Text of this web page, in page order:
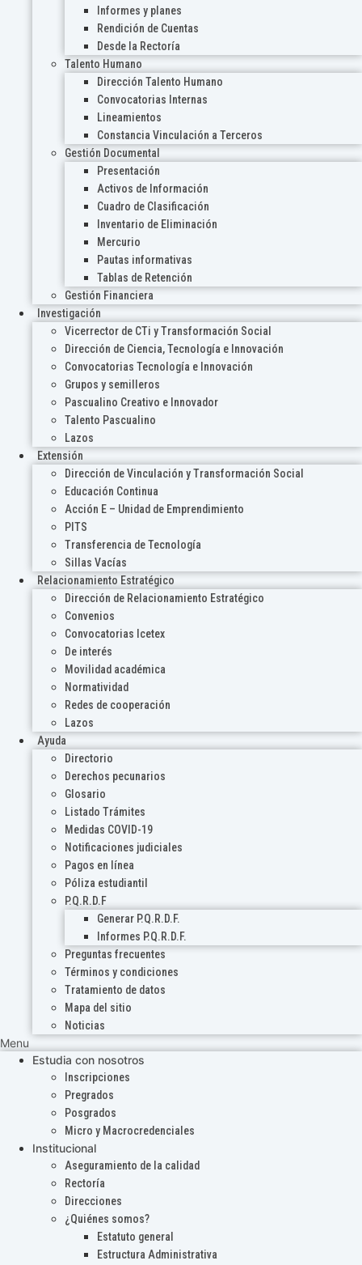
Informes y planes
Rendición de Cuentas
Desde la Rectoría
Talento Humano
Dirección Talento Humano
Convocatorias Internas
Lineamientos
Constancia Vinculación a Terceros
Gestión Documental
Presentación
Activos de Información
Cuadro de Clasificación
Inventario de Eliminación
Mercurio
Pautas informativas
Tablas de Retención
Gestión Financiera
Investigación
Vicerrector de CTi y Transformación Social
Dirección de Ciencia, Tecnología e Innovación
Convocatorias Tecnología e Innovación
Grupos y semilleros
Pascualino Creativo e Innovador
Talento Pascualino
Lazos
Extensión
Dirección de Vinculación y Transformación Social
Educación Continua
Acción E – Unidad de Emprendimiento
PITS
Transferencia de Tecnología
Sillas Vacías
Relacionamiento Estratégico
Dirección de Relacionamiento Estratégico
Convenios
Convocatorias Icetex
De interés
Movilidad académica
Normatividad
Redes de cooperación
Lazos
Ayuda
Directorio
Derechos pecunarios
Glosario
Listado Trámites
Medidas COVID-19
Notificaciones judiciales
Pagos en línea
Póliza estudiantil
P.Q.R.D.F
Generar P.Q.R.D.F.
Informes P.Q.R.D.F.
Preguntas frecuentes
Términos y condiciones
Tratamiento de datos
Mapa del sitio
Noticias
Menu
Estudia con nosotros
Inscripciones
Pregrados
Posgrados
Micro y Macrocredenciales
Institucional
Aseguramiento de la calidad
Rectoría
Direcciones
¿Quiénes somos?
Estatuto general
Estructura Administrativa